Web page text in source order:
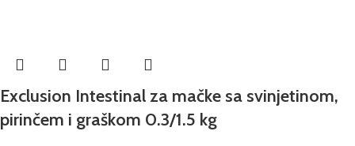
Exclusion Intestinal za mačke sa svinjetinom,
pirinčem i graškom 0.3/1.5 kg